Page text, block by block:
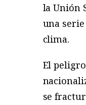
la Unión
una
clima.
El
se